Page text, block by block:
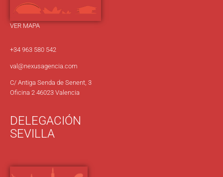
VER MAPA
+34 963 580 542
val@nexusagencia.com
C/ Antiga Senda de Senent, 3
Oficina 2 46023 Valencia
DELEGACIÓN
SEVILLA